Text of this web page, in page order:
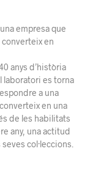
empresa que
converteix en
anys d’història
laboratori es torna
a una
en una
de les habilitats
any, una actitud
col·leccions.